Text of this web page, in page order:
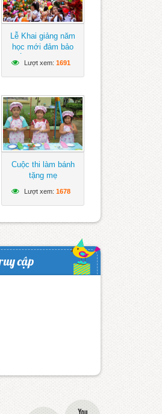
Lễ Khai giảng năm
học mới đảm bảo
lành mạnh
Lượt xem: 1691
Cuộc thi làm bánh
tặng mẹ
Lượt xem: 1678
cập